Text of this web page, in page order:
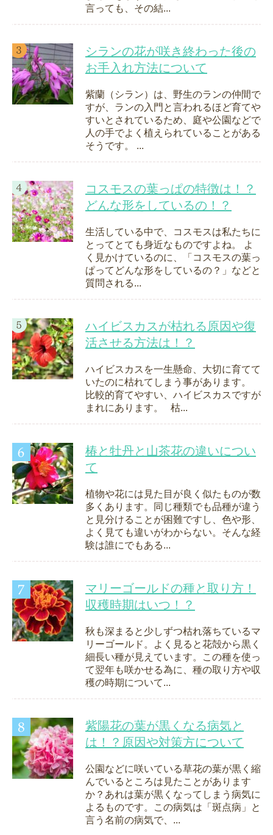
言っても、その結...
シランの花が咲き終わった後の
お手入れ方法について
紫蘭（シラン）は、野生のランの仲間で
すが、ランの入門と言われるほど育てや
すいとされているため、庭や公園などで
人の手でよく植えられていることがある
そうです。 ...
コスモスの葉っぱの特徴は！？
どんな形をしているの！？
生活している中で、コスモスは私たちに
とってとても身近なものですよね。 よ
く見かけているのに、「コスモスの葉っ
ぱってどんな形をしているの？」などと
質問される...
ハイビスカスが枯れる原因や復
活させる方法は！？
ハイビスカスを一生懸命、大切に育てて
いたのに枯れてしまう事があります。
比較的育てやすい、ハイビスカスですが
まれにあります。 枯...
椿と牡丹と山茶花の違いについ
て
植物や花には見た目が良く似たものが数
多くあります。同じ種類でも品種が違う
と見分けることが困難ですし、色や形、
よく見ても違いがわからない。そんな経
験は誰にでもある...
マリーゴールドの種と取り方！
収穫時期はいつ！？
秋も深まると少しずつ枯れ落ちているマ
リーゴールド。よく見ると花殻から黒く
細長い種が見えています。この種を使っ
て翌年も咲かせる為に、種の取り方や収
穫の時期について...
紫陽花の葉が黒くなる病気と
は！？原因や対策方について
公園などに咲いている草花の葉が黒く縮
んでいるところは見たことがあります
か？あれは葉が黒くなってしまう病気に
よるものです。この病気は「斑点病」と
言う名前の病気で、...